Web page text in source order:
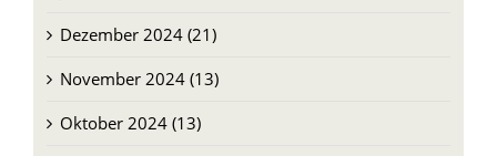
Dezember 2024 (21)
November 2024 (13)
Oktober 2024 (13)